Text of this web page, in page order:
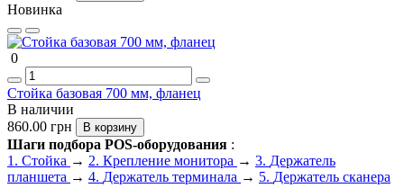
Новинка
0
Стойка базовая 700 мм, фланец
В наличии
860.00 грн
В корзину
Шаги подбора POS-оборудования :
1. Стойка → 2. Крепление монитора → 3. Держатель
планшета → 4. Держатель терминала → 5. Держатель сканера